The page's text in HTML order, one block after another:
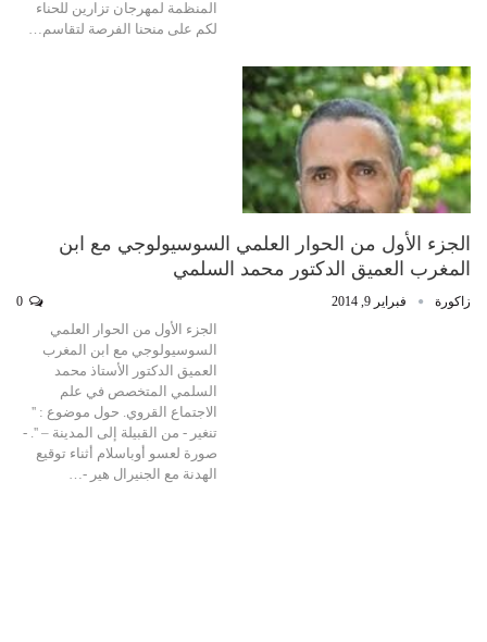
المنظمة لمهرجان تزارين للحناء
لكم على منحنا الفرصة لتقاسم…
الجزء الأول من الحوار العلمي السوسيولوجي مع ابن
المغرب العميق الدكتور محمد السلمي
زاكورة فبراير 9, 2014
الجزء الأول من الحوار العلمي
السوسيولوجي مع ابن المغرب
العميق الدكتور الأستاذ محمد
السلمي المتخصص في علم
الاجتماع القروي. حول موضوع : ''
تنغير - من القبيلة إلى المدينة – ''. -
صورة لعسو أوباسلام أثناء توقيع
الهدنة مع الجنيرال هير -…